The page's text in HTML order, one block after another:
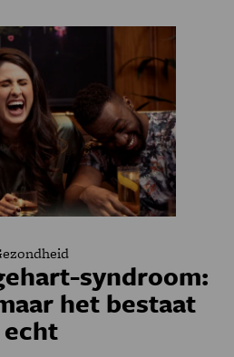
syndroom:
het bestaat
echt